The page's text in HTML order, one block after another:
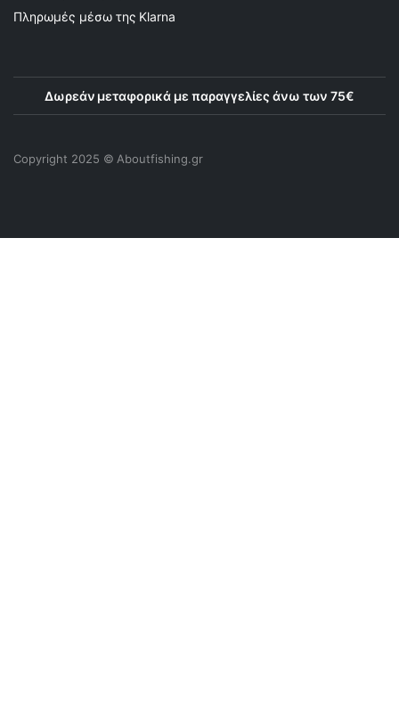
Πληρωμές μέσω της Klarna
Δωρεάν μεταφορικά με παραγγελίες άνω των 75€
Copyright 2025 © Αboutfishing.gr